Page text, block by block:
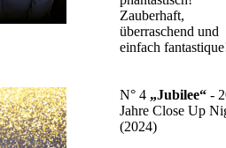
Zauberhaft,
überraschend und
einfach
N° 4 „Jubilee“ -
Jahre Close Up
(2024)